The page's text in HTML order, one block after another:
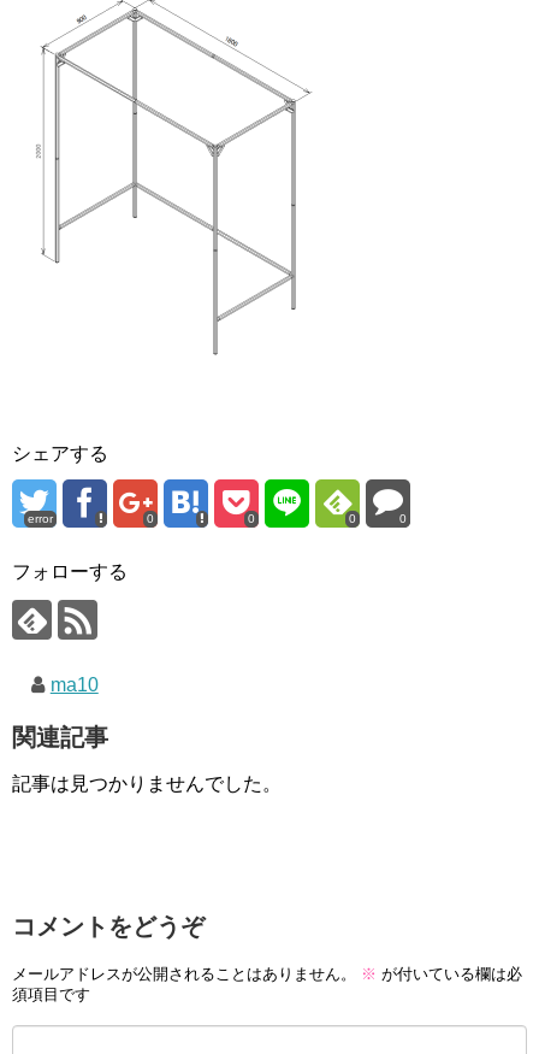
シェアする
error 0 0 0 0
フォローする
ma10
関連記事
記事は見つかりませんでした。
コメントをどうぞ
メールアドレスが公開されることはありません。 ※ が付いている欄は必
須項目です